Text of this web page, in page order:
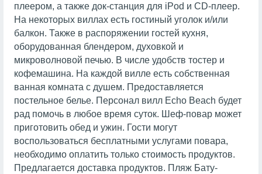
плеером, а также док-станция для iPod и CD-плеер.
На некоторых виллах есть гостиный уголок и/или
балкон. Также в распоряжении гостей кухня,
оборудованная блендером, духовкой и
микроволновой печью. В числе удобств тостер и
кофемашина. На каждой вилле есть собственная
ванная комната с душем. Предоставляется
постельное белье. Персонал вилл Echo Beach будет
рад помочь в любое время суток. Шеф-повар может
приготовить обед и ужин. Гости могут
воспользоваться бесплатными услугами повара,
необходимо оплатить только стоимость продуктов.
Предлагается доставка продуктов. Пляж Бату-